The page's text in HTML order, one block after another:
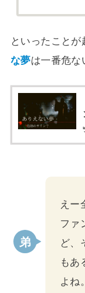
といったこと
な夢は一番危な
えー
ファ
ど、
もあ
よね。